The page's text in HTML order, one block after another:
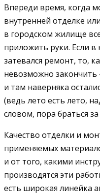
Впереди время, когда
внутренней отделке
в городском жилище
приложить руки. Если
затевался ремонт, то,
невозможно закончить
и там наверняка
(ведь лето есть лето,
словом, пора браться
Качество отделки и
применяемых
и от того, какими
производятся эти
есть широкая линейка